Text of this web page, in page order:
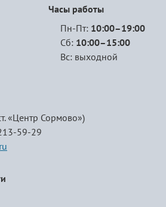
Часы работы
Пн-Пт: 10:00–19:00
Сб: 10:00–15:00
Вс: выходной
«Центр Сормово»)
59-29